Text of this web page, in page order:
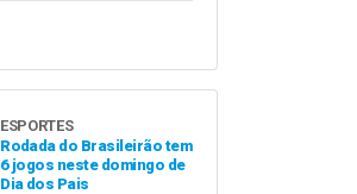
ESPORTES
Rodada do Brasileirão tem
6 jogos neste domingo de
Dia dos Pais